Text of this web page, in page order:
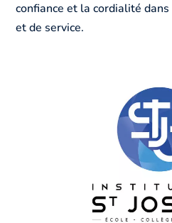
confiance et la cordialité
et de service.